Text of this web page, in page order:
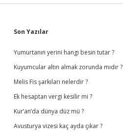
Sidebar
Son Yazılar
Yumurtanın yerini hangi besin tutar ?
Kuyumcular altın almak zorunda mıdır ?
Melis Fis şarkıları nelerdir ?
Ek hesaptan vergi kesilir mi ?
Kur’an’da dünya düz mü ?
Avusturya vizesi kaç ayda çıkar ?